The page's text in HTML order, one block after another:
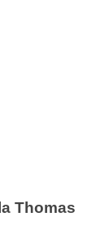
Thomas